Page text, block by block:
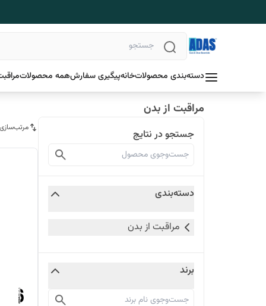
دسته‌بندی محصولاتخانهپیگیری سفارشهمه محصولات
مراقبت از بدن
جستجو در نتایج
دسته‌بندی
مراقبت از بدن
برند